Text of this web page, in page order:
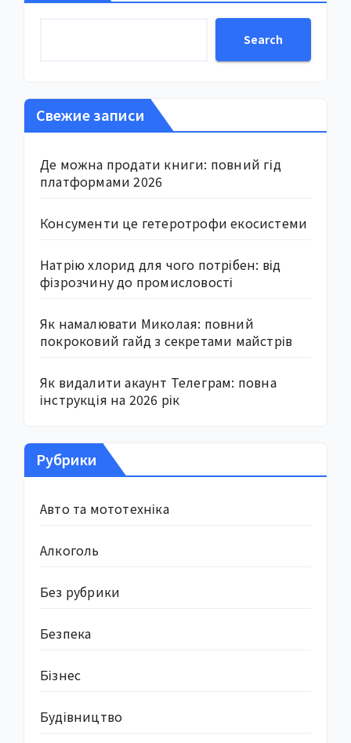
Search
Свежие записи
Де можна продати книги: повний гід
платформами 2026
Консументи це гетеротрофи екосистеми
Натрію хлорид для чого потрібен: від
фізрозчину до промисловості
Як намалювати Миколая: повний
покроковий гайд з секретами майстрів
Як видалити акаунт Телеграм: повна
інструкція на 2026 рік
Рубрики
Авто та мототехніка
Алкоголь
Без рубрики
Безпека
Бізнес
Будівництво